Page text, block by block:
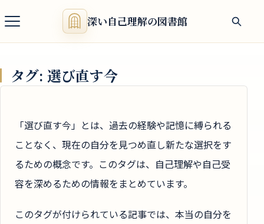
深い自己理解の図書館
タグ: 選び直す今
「選び直す今」とは、過去の経験や記憶に縛られる
ことなく、現在の自分を見つめ直し新たな選択をす
るための概念です。このタグは、自己理解や自己受
容を深めるための情報をまとめています。
このタグが付けられている記事では、本当の自分を